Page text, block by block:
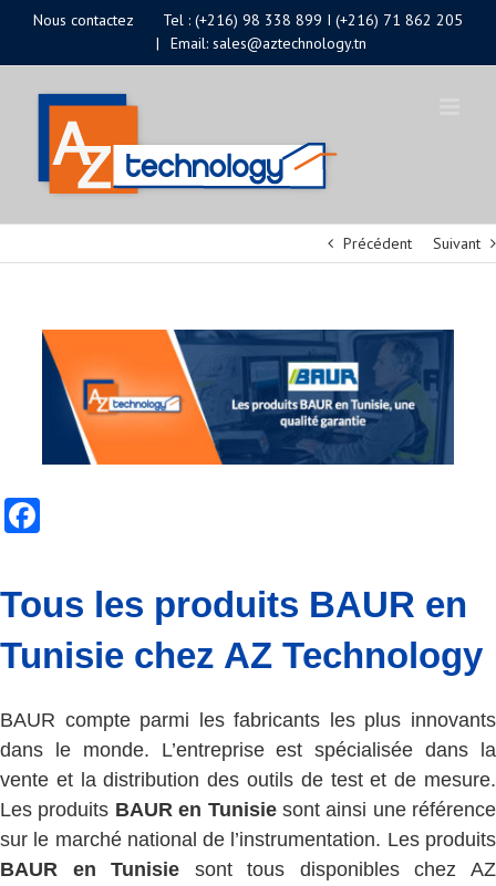
PasserNous contactez Tel : (+216) 98 338 899 I (+216) 71 862 205
|
Email: sales@aztechnology.tn
Précédent Suivant
Tous les produits BAUR en
Tunisie chez AZ Technology
BAUR compte parmi les fabricants les plus innovants
dans le monde. L’entreprise est spécialisée dans la
vente et la distribution des outils de test et de mesure.
Les produits BAUR en Tunisiesont ainsi une référence
sur le marché national de l’instrumentation. Les produits
BAUR en Tunisie sont tous disponibles chez AZ